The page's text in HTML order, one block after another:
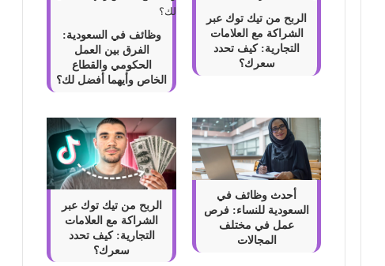
الربح من تيك توك عبر
الشراكة مع العلامات
التجارية: كيف تحدد
سعرك؟
وظائف في السعودية:
الفرق بين العمل
الحكومي والقطاع
الخاص وأيهما أفضل لك؟
أحدث وظائف في
السعودية للنساء: فرص
عمل في مختلف
المجالات
الربح من تيك توك عبر
الشراكة مع العلامات
التجارية: كيف تحدد
سعرك؟